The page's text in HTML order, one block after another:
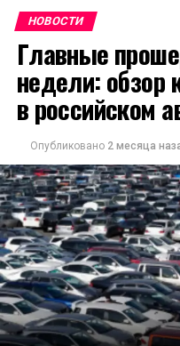
НОВОСТИ
Главные
недели:
в российском
Опубликовано 2 месяца